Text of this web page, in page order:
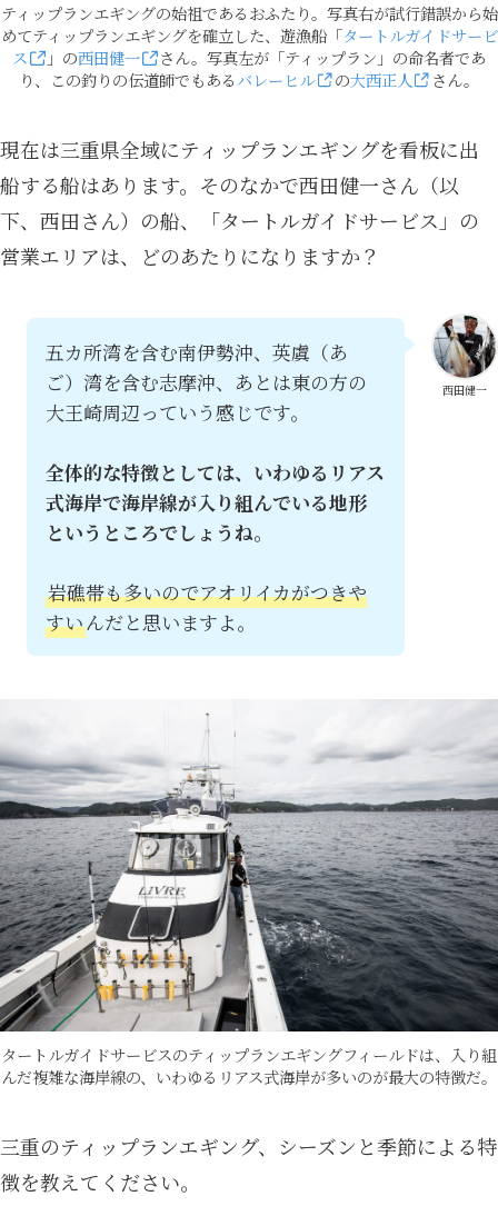
ティップランエギングの始祖であるおふたり。写真右が試行錯誤から始
めてティップランエギングを確立した、遊漁船「タートルガイドサービ
ス
」の西田健一
さん。写真左が「ティップラン」の命名者であ
り、この釣りの伝道師でもあるバレーヒル の大西正人 さん。
現在は三重県全域にティップランエギングを看板に出
船する船はあります。そのなかで西田健一さん（以
下、西田さん）の船、「タートルガイドサービス」の
営業エリアは、どのあたりになりますか？
西田健一
五カ所湾を含む南伊勢沖、英虞（あ
ご）湾を含む志摩沖、あとは東の方の
大王崎周辺っていう感じです。
全体的な特徴としては、いわゆるリアス
式海岸で海岸線が入り組んでいる地形
というところでしょうね。
岩礁帯も多いのでアオリイカがつきや
すいんだと思いますよ。
タートルガイドサービスのティップランエギングフィールドは、入り組
んだ複雑な海岸線の、いわゆるリアス式海岸が多いのが最大の特徴だ。
三重のティップランエギング、シーズンと季節による特
徴を教えてください。